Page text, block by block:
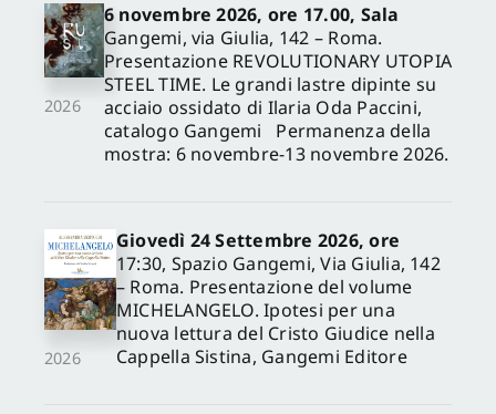
2026
6 novembre 2026, ore 17.00, Sala
Gangemi, via Giulia, 142 – Roma.
Presentazione REVOLUTIONARY UTOPIA
STEEL TIME. Le grandi lastre dipinte su
acciaio ossidato di Ilaria Oda Paccini,
catalogo Gangemi Permanenza della
mostra: 6 novembre-13 novembre 2026.
2026
Giovedì 24 Settembre 2026, ore
17:30, Spazio Gangemi, Via Giulia, 142
– Roma. Presentazione del volume
MICHELANGELO. Ipotesi per una
nuova lettura del Cristo Giudice nella
Cappella Sistina, Gangemi Editore